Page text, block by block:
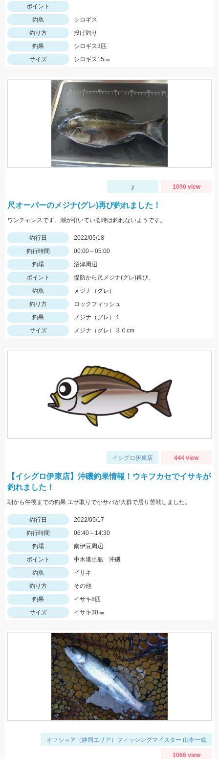
ポイント
釣魚
シロギス
釣り方
投げ釣り
釣果
シロギス3匹
サイズ
シロギス15㎝
y 1090 view
尺オーバーのメジナ(グレ)再び釣れました！
ワンチャンスです。潮が引いている時は釣れないようです。
釣行日
2022/05/18
釣行時間
00:00～05:00
釣場
沼津周辺
ポイント
堤防から尺メジナ(グレ)再び。
釣魚
メジナ（グレ）
釣り方
ロックフィッシュ
釣果
メジナ（グレ）１
サイズ
メジナ（グレ）３０cm
イシグロ伊東店 444 view
【イシグロ伊東店】沖磯釣果情報！ウキフカセでイサキが
釣れました！
朝から午後までの釣果 エサ取りで小サバが大群で居り苦戦しました。
釣行日
2022/05/17
釣行時間
06:40～14:30
釣場
南伊豆周辺
ポイント
中木港出船 沖磯
釣魚
イサキ
釣り方
その他
釣果
イサキ8匹
サイズ
イサキ30㎝
オフショア（静岡エリア）フィッシングマイスター 山本一成
1066 view